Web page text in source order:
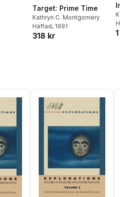
Target: Prime Time
Kathryn C. Montgomery
Häftad, 1991
318 kr